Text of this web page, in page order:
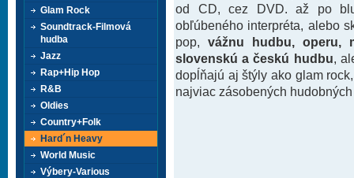
od CD, cez DVD. až po
obľúbeného interpréta, alebo
pop, vážnu hudbu, operu,
slovenskú a českú hudbu ,
dopĺňajú aj štýly ako glam
najviac zásobených
Glam Rock
Soundtrack-Filmová
hudba
Jazz
Rap+Hip Hop
R&B
Oldies
Country+Folk
Hard´n Heavy
World Music
Výbery-Various